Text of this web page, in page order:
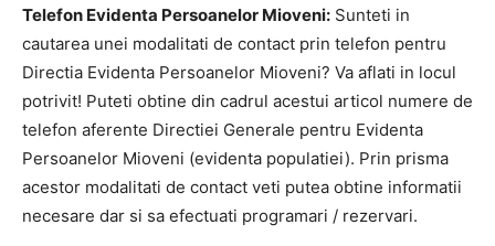
Telefon Evidenta Persoanelor Mioveni: Sunteti in
cautarea unei modalitati de contact prin telefon pentru
Directia Evidenta Persoanelor Mioveni? Va aflati in locul
potrivit! Puteti obtine din cadrul acestui articol numere de
telefon aferente Directiei Generale pentru Evidenta
Persoanelor Mioveni (evidenta populatiei). Prin prisma
acestor modalitati de contact veti putea obtine informatii
necesare dar si sa efectuati programari / rezervari.